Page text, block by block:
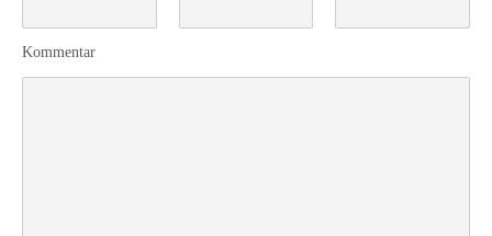
Kommentar